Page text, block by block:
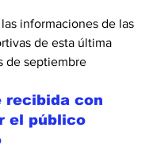
informaciones de las
de esta última
de septiembre
recibida con
el público